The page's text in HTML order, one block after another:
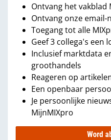
Ontvang het vakblad
Ontvang onze email-
Toegang tot alle
Geef 3 collega's een
Inclusief marktdata
groothandels
Reageren op
Een openbaar
Je persoonlijke
MijnMIXpro
Word